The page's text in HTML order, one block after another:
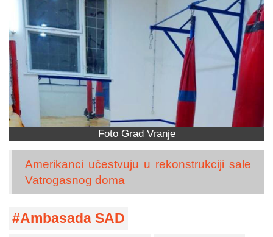
Foto Grad Vranje
Amerikanci učestvuju u rekonstrukciji sale
Vatrogasnog doma
Ambasada SAD